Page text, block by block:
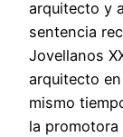
arquitecto y
sentencia
Jovellanos
arquitecto
mismo
la promotora